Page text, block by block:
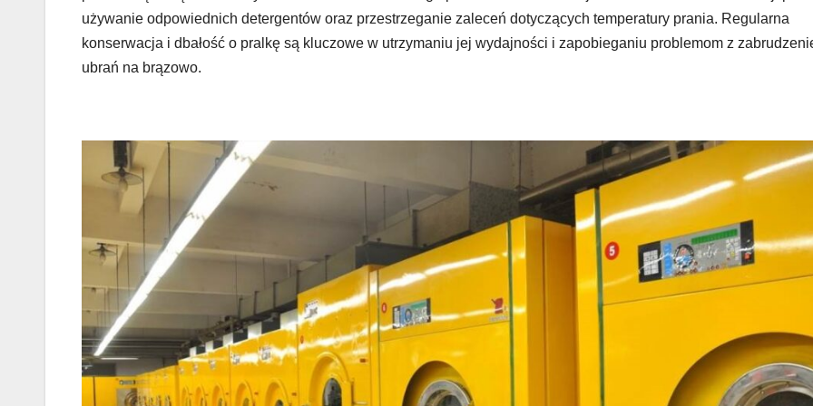
używanie odpowiednich detergentów oraz przestrzeganie zaleceń dotyczących temperatury prania. Regularna
konserwacja i dbałość o pralkę są kluczowe w utrzymaniu jej wydajności i zapobieganiu problemom z
ubrań na brązowo.